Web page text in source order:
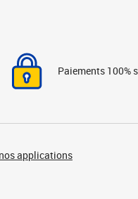
Paiements 100%
applications